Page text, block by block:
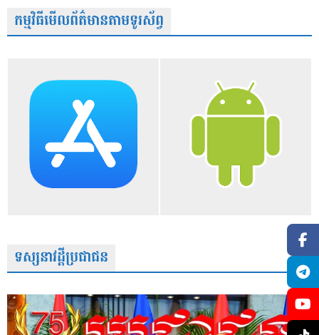
កម្មវិធីមើលព័ត៌មានតាមទូរស័ព្វ
ទស្សនាវដ្តីប្រជាជន